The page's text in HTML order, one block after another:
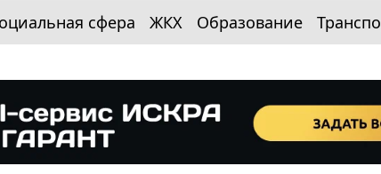
сфера ЖКХ Образование